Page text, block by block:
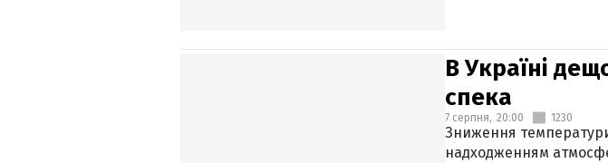
В Україні
спека
7 серпня, 20:00 1230
Зниження температури
надходженням